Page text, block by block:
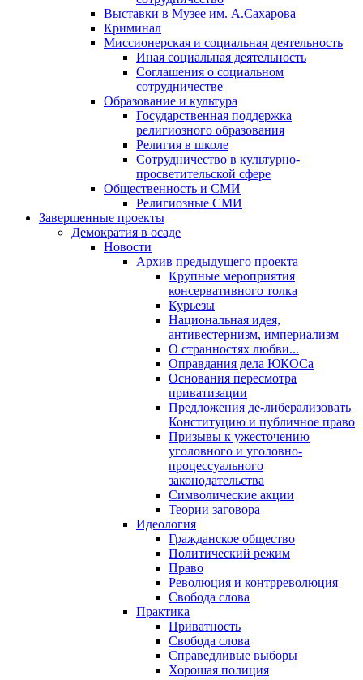
Выставки в Музее им. А.Сахарова
Криминал
Миссионерская и социальная деятельность
Иная социальная деятельность
Соглашения о социальном
сотрудничестве
Образование и культура
Государственная поддержка
религиозного образования
Религия в школе
Сотрудничество в культурно-
просветительской сфере
Общественность и СМИ
Религиозные СМИ
Завершенные проекты
Демократия в осаде
Новости
Архив предыдущего проекта
Крупные мероприятия
консервативного толка
Курьезы
Национальная идея,
антивестернизм, империализм
О странностях любви...
Оправдания дела ЮКОСа
Основания пересмотра
приватизации
Предложения де-либерализовать
Конституцию и публичное право
Призывы к ужесточению
уголовного и уголовно-
процессуального
законодательства
Символические акции
Теории заговора
Идеология
Гражданское общество
Политический режим
Право
Революция и контрреволюция
Свобода слова
Практика
Приватность
Свобода слова
Справедливые выборы
Хорошая полиция